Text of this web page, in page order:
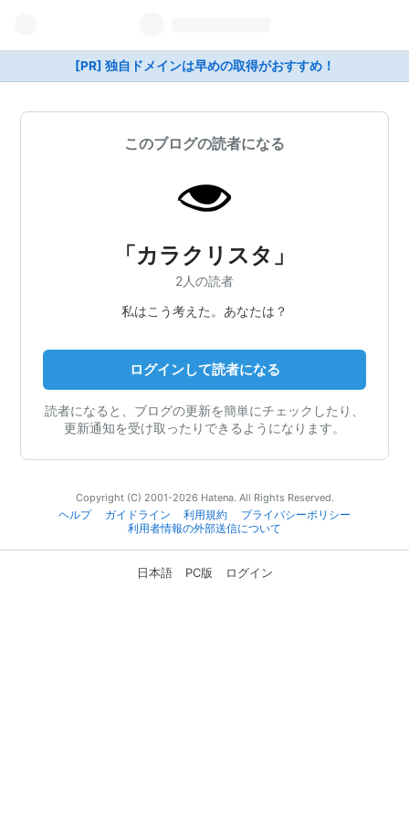
[PR] 独自ドメインは早めの取得がおすすめ！
このブログの読者になる
「カラクリスタ」
2人の読者
私はこう考えた。あなたは？
ログインして読者になる
読者になると、ブログの更新を簡単にチェックしたり、
更新通知を受け取ったりできるようになります。
Copyright (C) 2001-2026 Hatena. All Rights Reserved.
ヘルプ
ガイドライン 利用規約
プライバシーポリシー
利用者情報の外部送信について
日本語 PC版 ログイン